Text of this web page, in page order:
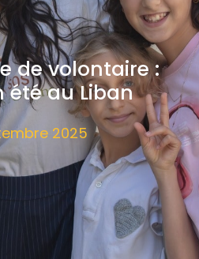
de volontaire :
été au Liban
2025